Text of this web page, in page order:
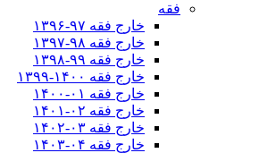
فقه
خارج فقه ۹۷-۱۳۹۶
خارج فقه ۹۸-۱۳۹۷
خارج فقه ۹۹-۱۳۹۸
خارج فقه ۱۴۰۰-۱۳۹۹
خارج فقه ۰۱-۱۴۰۰
خارج فقه ۰۲-۱۴۰۱
خارج فقه ۰۳-۱۴۰۲
خارج فقه ۰۴-۱۴۰۳